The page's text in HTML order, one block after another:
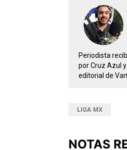
Periodista
por Cruz Azul
editorial de
LIGA MX
NOTAS